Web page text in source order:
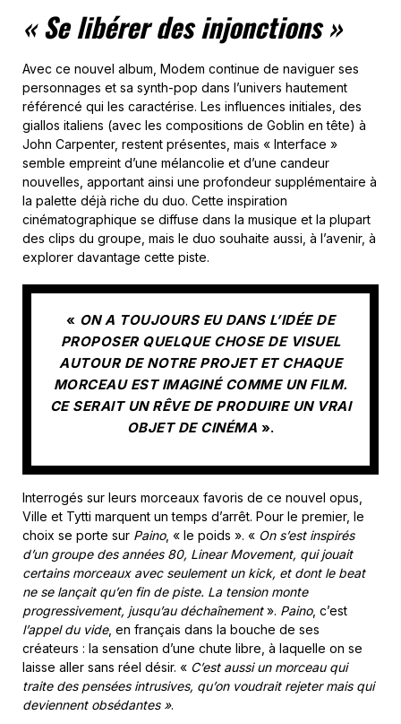
« Se libérer des injonctions »
Avec ce nouvel album, Modem continue de naviguer ses
personnages et sa synth-pop dans l’univers hautement
référencé qui les caractérise. Les influences initiales, des
giallos italiens (avec les compositions de Goblin en tête) à
John Carpenter, restent présentes, mais « Interface »
semble empreint d’une mélancolie et d’une candeur
nouvelles, apportant ainsi une profondeur supplémentaire à
la palette déjà riche du duo. Cette inspiration
cinématographique se diffuse dans la musique et la plupart
des clips du groupe, mais le duo souhaite aussi, à l’avenir, à
explorer davantage cette piste.
« ON A TOUJOURS EU DANS L’IDÉE DE
PROPOSER QUELQUE CHOSE DE VISUEL
AUTOUR DE NOTRE PROJET ET CHAQUE
MORCEAU EST IMAGINÉ COMME UN FILM.
CE SERAIT UN RÊVE DE PRODUIRE UN VRAI
OBJET DE CINÉMA ».
Interrogés sur leurs morceaux favoris de ce nouvel opus,
Ville et Tytti marquent un temps d’arrêt. Pour le premier, le
choix se porte sur Paino, « le poids ». « On s’est inspirés
d’un groupe des années 80, Linear Movement, qui jouait
certains morceaux avec seulement un kick, et dont le beat
ne se lançait qu’en fin de piste. La tension monte
progressivement, jusqu’au déchaînement». Paino, c’est
l’appel du vide, en français dans la bouche de ses
créateurs : la sensation d’une chute libre, à laquelle on se
laisse aller sans réel désir. « C’est aussi un morceau qui
traite des pensées intrusives, qu’on voudrait rejeter mais qui
deviennent obsédantes ».